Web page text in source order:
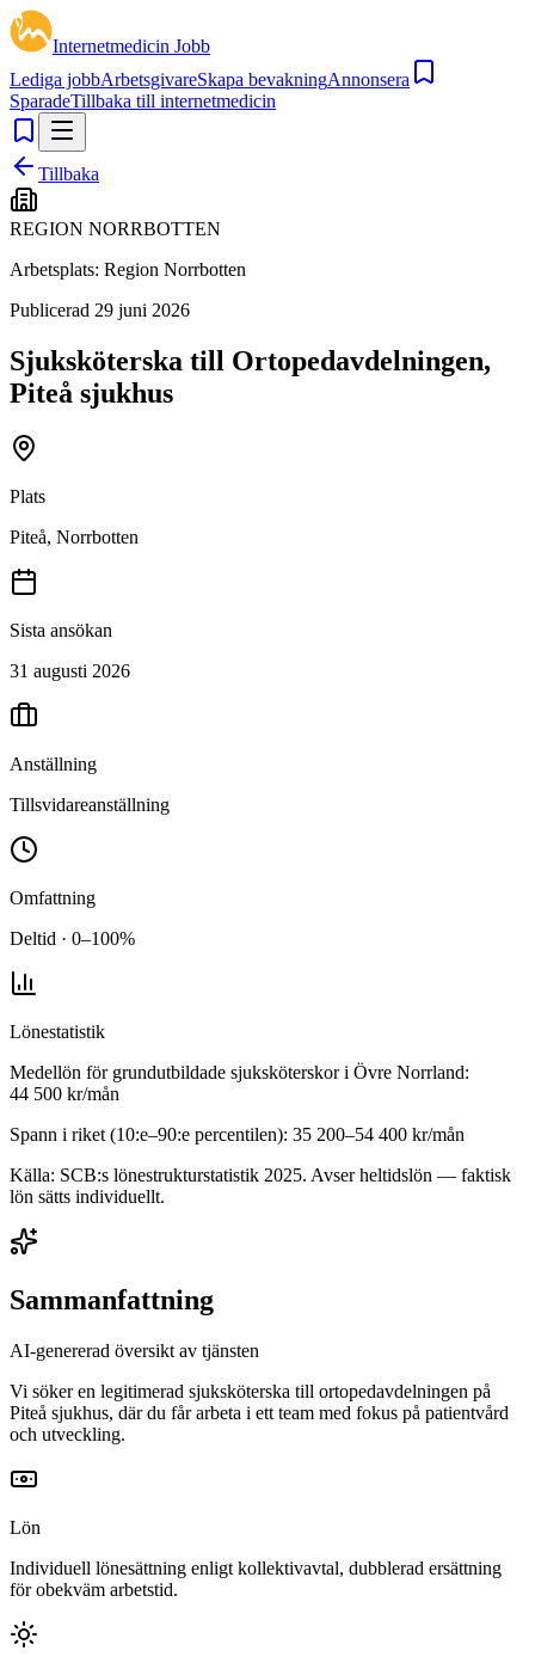
Internetmedicin Jobb
Lediga jobbArbetsgivareSkapa bevakningAnnonsera
SparadeTillbaka till internetmedicin
Tillbaka
REGION NORRBOTTEN
Arbetsplats: Region Norrbotten
Publicerad 29 juni 2026
Sjuksköterska till Ortopedavdelningen,
Piteå sjukhus
Plats
Piteå, Norrbotten
Sista ansökan
31 augusti 2026
Anställning
Tillsvidareanställning
Omfattning
Deltid · 0–100%
Lönestatistik
Medellön för grundutbildade sjuksköterskori Övre Norrland:
44 500 kr/mån
Spann i riket (10:e–90:e percentilen): 35 200–54 400 kr/mån
Källa: SCB:s lönestrukturstatistik 2025. Avser heltidslön — faktisk
lön sätts individuellt.
Sammanfattning
AI-genererad översikt av tjänsten
Vi söker en legitimerad sjuksköterska till ortopedavdelningen på
Piteå sjukhus, där du får arbeta i ett team med fokus på patientvård
och utveckling.
Lön
Individuell lönesättning enligt kollektivavtal, dubblerad ersättning
för obekväm arbetstid.